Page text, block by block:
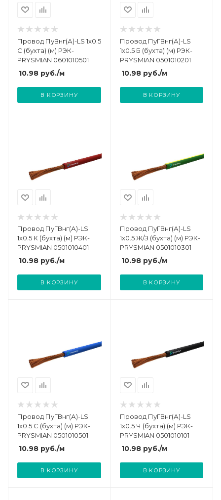
Провод ПуВнг(А)-LS 1х0.5
С (бухта) (м) РЭК-
PRYSMIAN 0601010501
10.98 руб./м
В КОРЗИНУ
Провод ПуГВнг(А)-LS
1х0.5 Б (бухта) (м) РЭК-
PRYSMIAN 0501010201
10.98руб./м
В КОРЗИНУ
Провод ПуГВнг(А)-LS
1х0.5 К (бухта) (м) РЭК-
PRYSMIAN 0501010401
10.98 руб./м
В КОРЗИНУ
Провод ПуГВнг(А)-LS
1х0.5 Ж/З (бухта) (м) РЭК-
PRYSMIAN 0501010301
10.98руб./м
В КОРЗИНУ
Провод ПуГВнг(А)-LS
1х0.5 С (бухта) (м) РЭК-
PRYSMIAN 0501010501
10.98 руб./м
В КОРЗИНУ
Провод ПуГВнг(А)-LS
1х0.5 Ч (бухта) (м) РЭК-
PRYSMIAN 0501010101
10.98руб./м
В КОРЗИНУ